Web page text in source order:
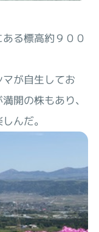
る標高約９００
が自生してお
開の株もあり、
んだ。